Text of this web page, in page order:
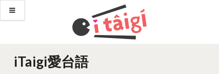
iTaigi愛台語